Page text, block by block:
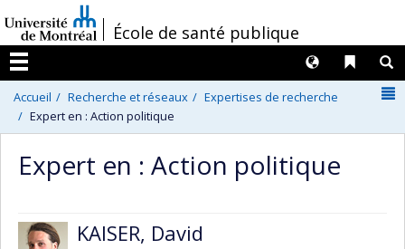
au
contenu
/École de santé publique
Menu
Liens
Langues
Accueil Recherche et réseaux
Expertises de recherche
Expert en : Action politique
Expert en : Action politique
KAISER, David